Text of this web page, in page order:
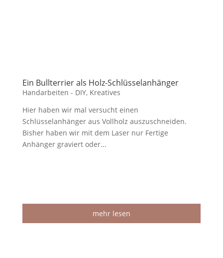
Ein Bullterrier als Holz-Schlüsselanhänger
Handarbeiten - DIY, Kreatives
Hier haben wir mal versucht einen
Schlüsselanhänger aus Vollholz auszuschneiden.
Bisher haben wir mit dem Laser nur Fertige
Anhänger graviert oder...
mehr lesen